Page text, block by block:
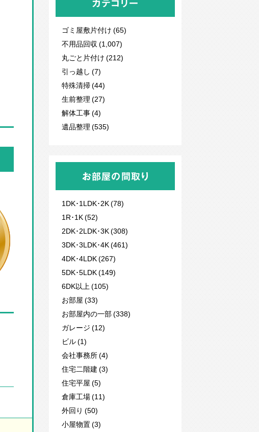
カテゴリー
ゴミ屋敷片付け (65)
不用品回収 (1,007)
丸ごと片付け (212)
引っ越し (7)
特殊清掃 (44)
生前整理 (27)
解体工事 (4)
遺品整理 (535)
お部屋の間取り
1DK･1LDK･2K (78)
1R･1K (52)
2DK･2LDK･3K (308)
3DK･3LDK･4K (461)
4DK･4LDK (267)
5DK･5LDK (149)
6DK以上 (105)
お部屋 (33)
お部屋内の一部 (338)
ガレージ (12)
ビル (1)
会社事務所 (4)
住宅二階建 (3)
住宅平屋 (5)
倉庫工場 (11)
外回り (50)
小屋物置 (3)